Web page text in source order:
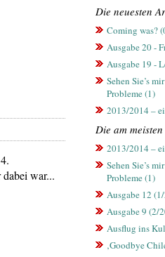
war...
Die neuesten
Coming was?
Ausgabe 20 -
Ausgabe 19 -
Sehen Sie’s
Probleme (1)
2013/2014 –
Die am
2013/2014 –
Sehen Sie’s
Probleme (1)
Ausgabe 12
Ausgabe 9 (2/
Ausflug ins
‚Goodbye